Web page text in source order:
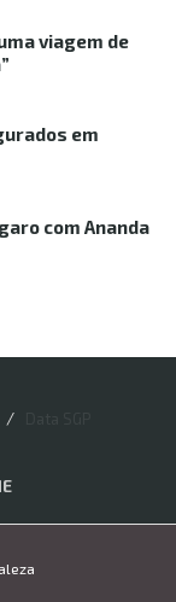
viagem de
em
com Ananda